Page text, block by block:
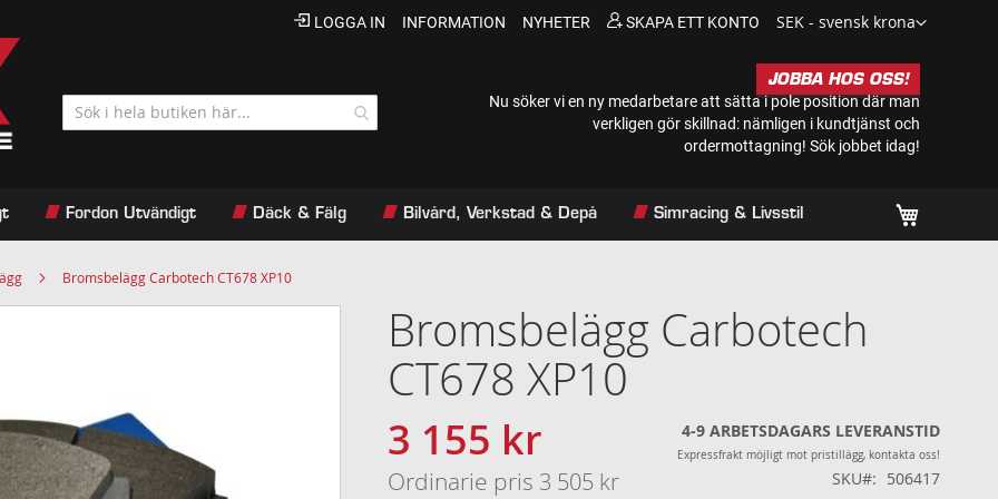
Valuta
SEK - svensk krona
LOGGA IN INFORMATION NYHETER SKAPA ETT KONTO
JOBBA HOS OSS!
Nu söker vi en ny medarbetare att sätta i pole position där man
verkligen gör skillnad: nämligen i kundtjänst och
ordermottagning! Sök jobbet idag!
Fordon Utvändigt Däck & Fälg Bilvård, Verkstad & Depå Simracing & Livsstil
Bromsbelägg Carbotech CT678 XP10
Bromsbelägg Carbotech
CT678 XP10
Ordinarie pris 3 505 kr
Specialpris
3 155 kr 4-9 ARBETSDAGARS LEVERANSTID
Expressfrakt möjligt mot pristillägg, kontakta oss!
SKU 506417